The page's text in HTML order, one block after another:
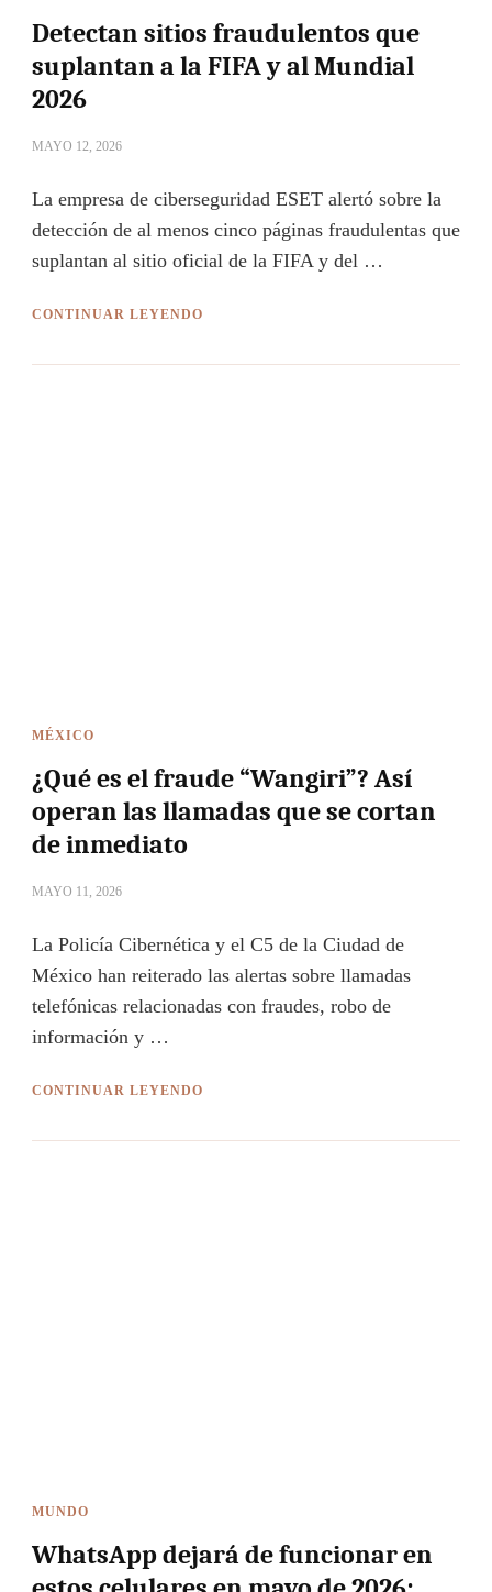
Detectan sitios fraudulentos que
suplantan a la FIFA y al Mundial
2026
MAYO 12, 2026
La empresa de ciberseguridad ESET alertó sobre la
detección de al menos cinco páginas fraudulentas que
suplantan al sitio oficial de la FIFA y del …
CONTINUAR LEYENDO
MÉXICO
¿Qué es el fraude “Wangiri”? Así
operan las llamadas que se cortan
de inmediato
MAYO 11, 2026
La Policía Cibernética y el C5 de la Ciudad de
México han reiterado las alertas sobre llamadas
telefónicas relacionadas con fraudes, robo de
información y …
CONTINUAR LEYENDO
MUNDO
WhatsApp dejará de funcionar en